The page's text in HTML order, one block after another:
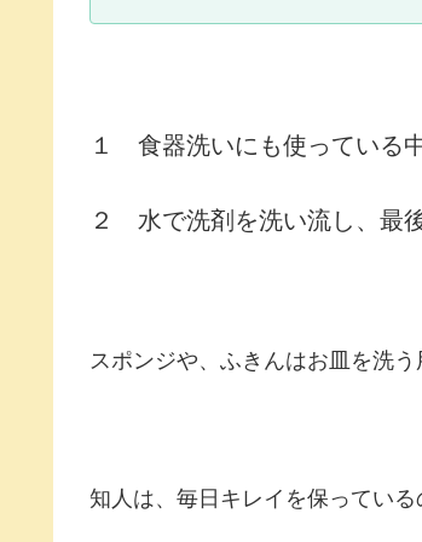
１ 食器洗いにも使っている
２ 水で洗剤を洗い流し、最
スポンジや、ふきんはお皿を洗
知人は、毎日キレイを保ってい